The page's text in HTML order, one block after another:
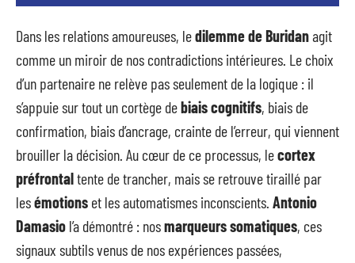
Dans les relations amoureuses, ledilemme de Buridanagit
comme un miroir de nos contradictions intérieures. Le choix
d’un partenaire ne relève pas seulement de la logique : il
s’appuie sur tout un cortège debiais cognitifs, biais de
confirmation, biais d’ancrage, crainte de l’erreur, qui viennent
brouiller la décision. Au cœur de ce processus, lecortex
préfrontaltente de trancher, mais se retrouve tiraillé par
lesémotions et les automatismes inconscients. Antonio
Damasio l’a démontré : nosmarqueurs somatiques, ces
signaux subtils venus de nos expériences passées,